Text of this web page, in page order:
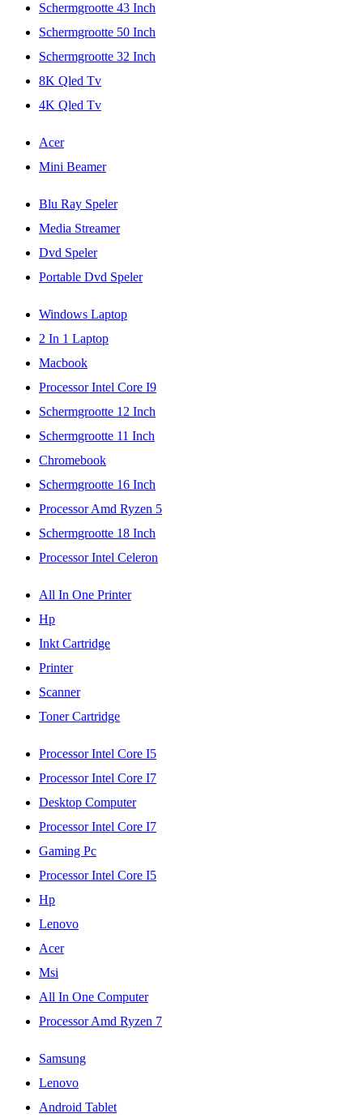
Schermgrootte 43 Inch
Schermgrootte 50 Inch
Schermgrootte 32 Inch
8K Qled Tv
4K Qled Tv
Acer
Mini Beamer
Blu Ray Speler
Media Streamer
Dvd Speler
Portable Dvd Speler
Windows Laptop
2 In 1 Laptop
Macbook
Processor Intel Core I9
Schermgrootte 12 Inch
Schermgrootte 11 Inch
Chromebook
Schermgrootte 16 Inch
Processor Amd Ryzen 5
Schermgrootte 18 Inch
Processor Intel Celeron
All In One Printer
Hp
Inkt Cartridge
Printer
Scanner
Toner Cartridge
Processor Intel Core I5
Processor Intel Core I7
Desktop Computer
Processor Intel Core I7
Gaming Pc
Processor Intel Core I5
Hp
Lenovo
Acer
Msi
All In One Computer
Processor Amd Ryzen 7
Samsung
Lenovo
Android Tablet